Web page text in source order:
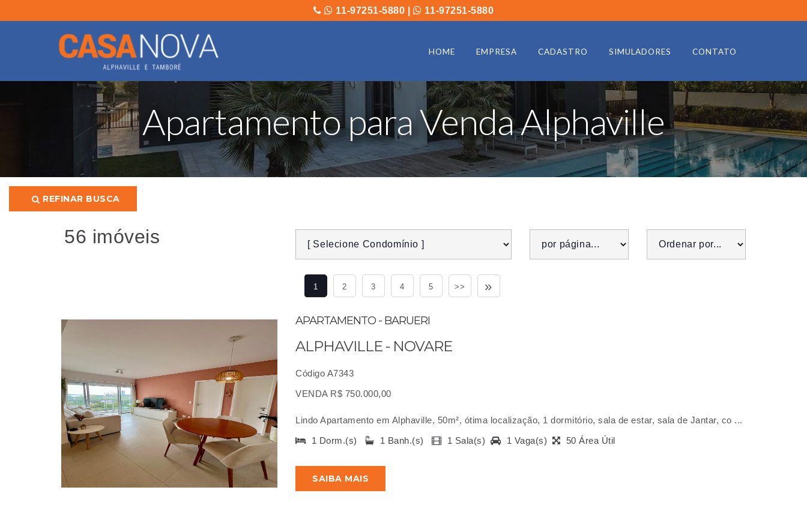
11-97251-5880 11-97251-5880
HOME EMPRESA CADASTRO SIMULADORES CONTATO
Apartamento para Venda Alphaville
REFINAR BUSCA
56 imóveis
1 2 3 4 5 >> »
APARTAMENTO - BARUERI
ALPHAVILLE - NOVARE
Código A7343
VENDA R$ 750.000,00
Lindo Apartamento em Alphaville, 50m², ótima localização, 1 dormitório, sala de estar, sala de Jantar, co ...
1 Dorm.(s)
1 Banh.(s) 1 Sala(s) 1 Vaga(s) 50 Área Útil
SAIBA MAIS